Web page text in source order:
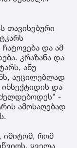
თავისებური
და ამ
კრაზანა და
ანუ
აუცილებლად
და
-
ამოსაღებად
იმიტომ, რომ
ყველა